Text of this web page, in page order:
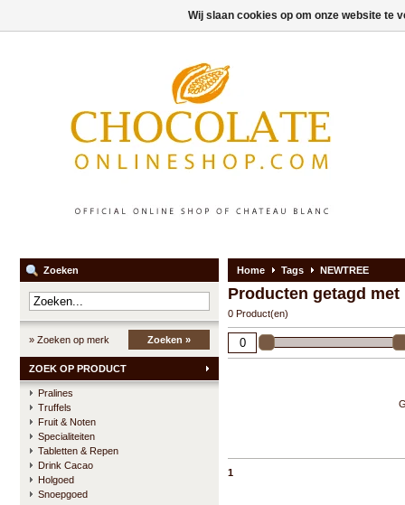
Zoeken
» Zoeken op merk Zoeken »
ZOEK OP PRODUCT
Pralines
Truffels
Fruit & Noten
Specialiteiten
Tabletten & Repen
Drink Cacao
Holgoed
Snoepgoed
Home Tags NEWTREE
Producten getagd met
0 Product(en)
1
Wij slaan cookies op om onze website te